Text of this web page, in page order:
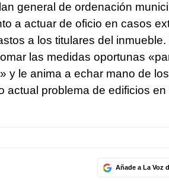
general de ordenación
a actuar de oficio en casos
a los titulares del inmueble.
las medidas oportunas
y le anima a echar mano de
actual problema de edificios
Añade a La Voz